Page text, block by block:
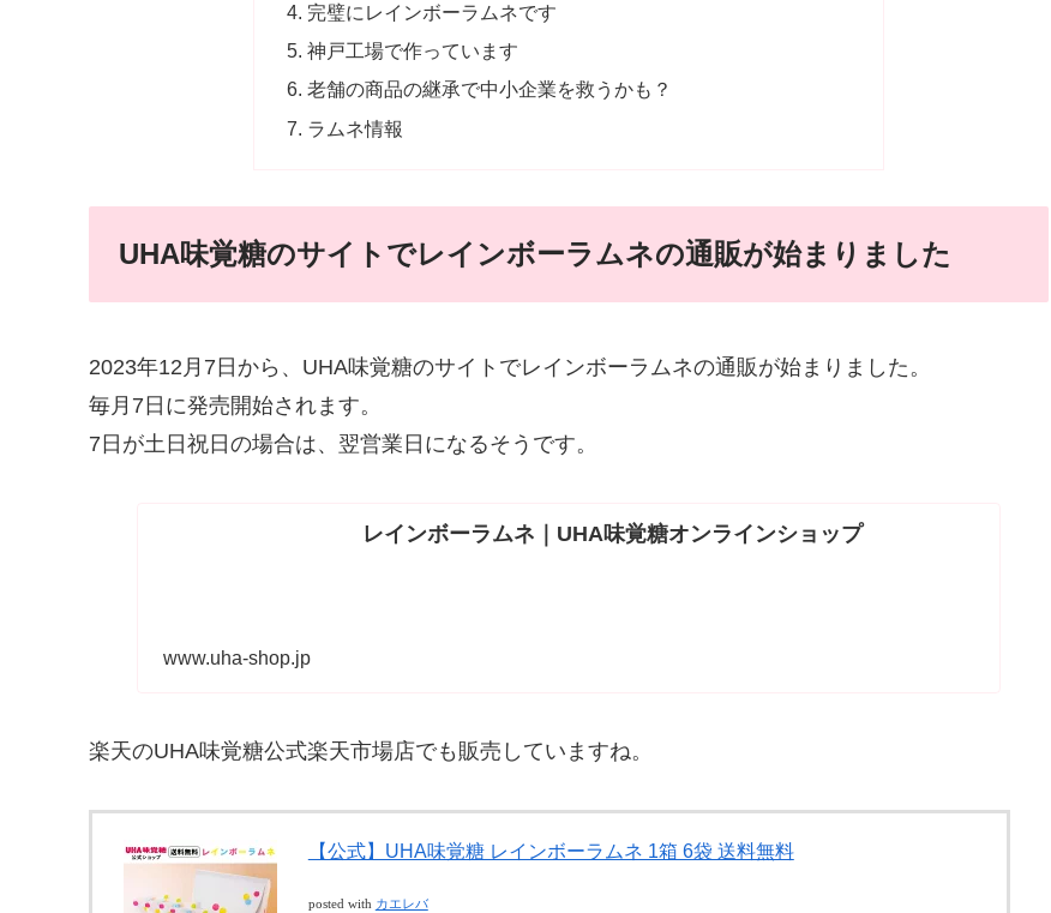
完璧にレインボーラムネです
神戸工場で作っています
老舗の商品の継承で中小企業を救うかも？
ラムネ情報
UHA味覚糖のサイトでレインボーラムネの通販が始まりました
2023年12月7日から、UHA味覚糖のサイトでレインボーラムネの通販が始まりました。
毎月7日に発売開始されます。
7日が土日祝日の場合は、翌営業日になるそうです。
レインボーラムネ｜UHA味覚糖オンラインショップ
www.uha-shop.jp
楽天のUHA味覚糖公式楽天市場店でも販売していますね。
【公式】UHA味覚糖 レインボーラムネ 1箱 6袋 送料無料
posted with カエレバ